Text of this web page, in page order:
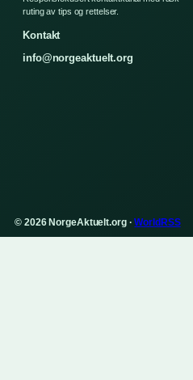
ruting av tips og rettelser.
Kontakt
info@norgeaktuelt.org
© 2026 NorgeAktuelt.org ·WorldRSS